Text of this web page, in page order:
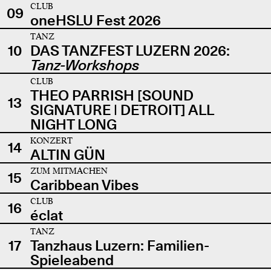
09
CLUB
oneHSLU Fest 2026
10
TANZ
DAS TANZFEST LUZERN 2026:
Tanz-Workshops
13
CLUB
THEO PARRISH [SOUND
SIGNATURE | DETROIT] ALL
NIGHT LONG
14
KONZERT
ALTIN GÜN
15
ZUM MITMACHEN
Caribbean Vibes
16
CLUB
éclat
17
TANZ
Tanzhaus Luzern: Familien-
Spieleabend